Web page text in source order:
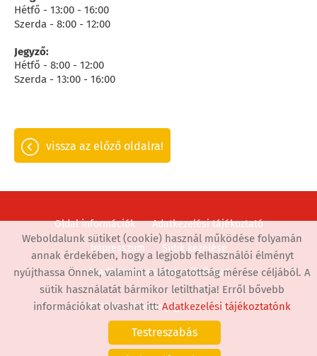
Hétfő - 13:00 - 16:00
Szerda - 8:00 - 12:00
Jegyző:
Hétfő - 8:00 - 12:00
Szerda - 13:00 - 16:00
vissza az előző oldalra!
© 2026 - Minden jog fenntartva
Oldal információk
Adatkezelési tájékoztató
Impresszum
Sütik kezelése
Akadálymentesítési nyilatkozat
Testreszabás
Weboldalunk sütiket (cookie) használ működése folyamán
annak érdekében, hogy a legjobb felhasználói élményt
nyújthassa Önnek, valamint a látogatottság mérése céljából. A
sütik használatát bármikor letilthatja! Erről bővebb
információkat olvashat itt:Adatkezelési tájékoztatónk